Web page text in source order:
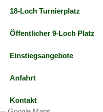
18-Loch Turnierplatz
Öffentlicher 9-Loch Platz
Einstiegsangebote
Anfahrt
Kontakt